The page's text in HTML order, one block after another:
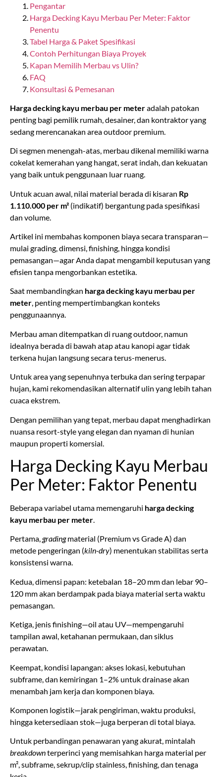
Pengantar
Harga Decking Kayu Merbau Per Meter: Faktor
Penentu
Tabel Harga & Paket Spesifikasi
Contoh Perhitungan Biaya Proyek
Kapan Memilih Merbau vs Ulin?
FAQ
Konsultasi & Pemesanan
Harga decking kayu merbau per meteradalah patokan
penting bagi pemilik rumah, desainer, dan kontraktor yang
sedang merencanakan area outdoor premium.
Di segmen menengah-atas, merbau dikenal memiliki warna
cokelat kemerahan yang hangat, serat indah, dan kekuatan
yang baik untuk penggunaan luar ruang.
Untuk acuan awal, nilai material berada di kisaran Rp
1.110.000 per m² (indikatif) bergantung pada spesifikasi
dan volume.
Artikel ini membahas komponen biaya secara transparan—
mulai grading, dimensi, finishing, hingga kondisi
pemasangan—agar Anda dapat mengambil keputusan yang
efisien tanpa mengorbankan estetika.
Saat membandingkan harga decking kayu merbau per
meter, penting mempertimbangkan konteks
penggunaannya.
Merbau aman ditempatkan di ruang outdoor, namun
idealnya berada di bawah atap atau kanopi agar tidak
terkena hujan langsung secara terus-menerus.
Untuk area yang sepenuhnya terbuka dan sering terpapar
hujan, kami rekomendasikan alternatif ulin yang lebih tahan
cuaca ekstrem.
Dengan pemilihan yang tepat, merbau dapat menghadirkan
nuansa resort-style yang elegan dan nyaman di hunian
maupun properti komersial.
Harga Decking Kayu Merbau
Per Meter: Faktor Penentu
Beberapa variabel utama memengaruhi harga decking
kayu merbau per meter.
Pertama,gradingmaterial (Premium vs Grade A) dan
metode pengeringan (kiln-dry) menentukan stabilitas serta
konsistensi warna.
Kedua, dimensi papan: ketebalan 18–20 mm dan lebar 90–
120 mm akan berdampak pada biaya material serta waktu
pemasangan.
Ketiga, jenis finishing—oil atau UV—mempengaruhi
tampilan awal, ketahanan permukaan, dan siklus
perawatan.
Keempat, kondisi lapangan: akses lokasi, kebutuhan
subframe, dan kemiringan 1–2% untuk drainase akan
menambah jam kerja dan komponen biaya.
Komponen logistik—jarak pengiriman, waktu produksi,
hingga ketersediaan stok—juga berperan di total biaya.
Untuk perbandingan penawaran yang akurat, mintalah
breakdownterperinci yang memisahkan harga material per
m², subframe, sekrup/clip stainless, finishing, dan tenaga